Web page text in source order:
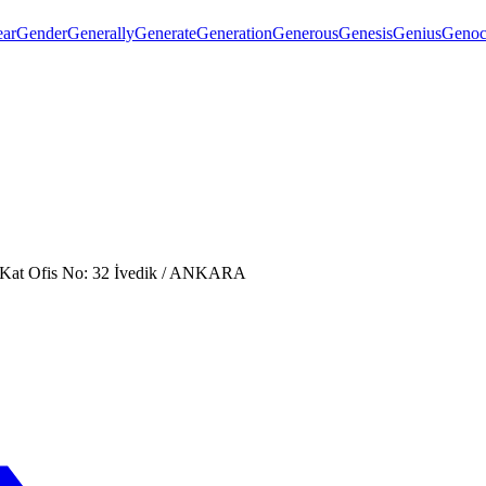
GenderGenerallyGenerateGenerationGenerousGenesisGenius
Kat Ofis No: 32 İvedik / ANKARA